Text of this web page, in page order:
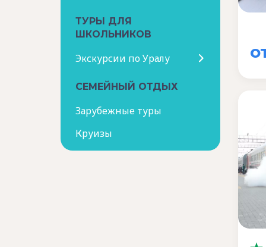
ТУРЫ ДЛЯ
ШКОЛЬНИКОВ
Экскурсии по Уралу
СЕМЕЙНЫЙ ОТДЫХ
Зарубежные туры
Круизы